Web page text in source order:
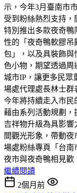
示，今年3月臺南市
受到粉絲熱烈支持
特別推出多款夜奇鴨
性的「夜奇鴨軟膠吊
包」，以及具裝飾與
色小物，期望透過周
城市IP，讓更多民眾
場處代理處長林士群
今年將持續走入市民
藉由系列活動規劃，
吉祥物升級為具影響
間觀光形象，帶動
場處粉絲專頁「台南
夜市與夜奇鴨相見歡
繼續閱讀
2個月前